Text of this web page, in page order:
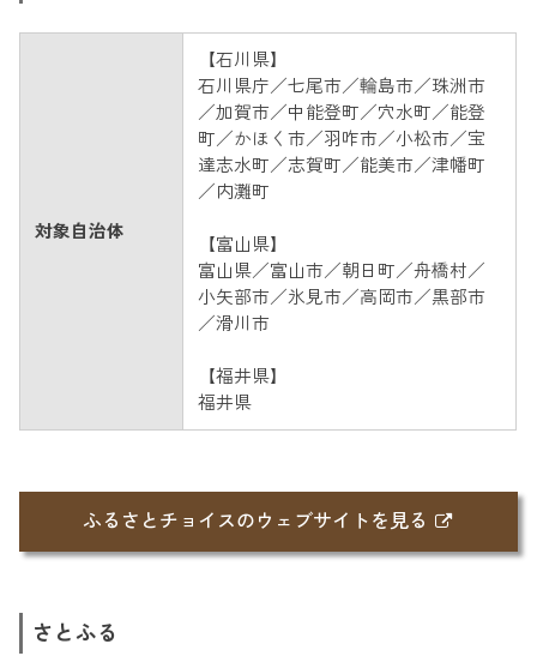
対象自治体
【石川県】
石川県庁／七尾市／輪島市／珠洲市
／加賀市／中能登町／穴水町／能登
町／かほく市／羽咋市／小松市／宝
達志水町／志賀町／能美市／津幡町
／内灘町
【富山県】
富山県／富山市／朝日町／舟橋村／
小矢部市／氷見市／高岡市／黒部市
／滑川市
【福井県】
福井県
ふるさとチョイスのウェブサイトを見る
さとふる